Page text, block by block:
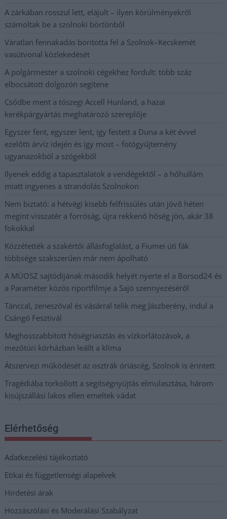
A zárkában rosszul lett, elájult – ilyen körülményekről
számoltak be a szolnoki börtönből
Váratlan fennakadás borította fel a Szolnok–Kecskemét
vasútvonal közlekedését
A polgármester a szolnoki cégekhez fordult: több száz
elbocsátott dolgozón segítene
Csődbe ment a tószegi Accell Hunland, a hazai
kerékpárgyártás meghatározó szereplője
Egyszer fent, egyszer lent, így festett a Duna a két évvel
ezelőtti árvíz idején és így most – fotógyűjtemény
ugyanazokból a szögekből
Ilyenek eddig a tapasztalatok a vendégektől – a hőhullám
miatt ingyenes a strandolás Szolnokon
Nem biztató: a hétvégi kisebb felfrissülés után jövő héten
megint visszatér a forróság, újra rekkenő hőség jön, akár 38
fokokkal
Közzétették a szakértői állásfoglalást, a Fiumei úti fák
többsége szakszerűen már nem ápolható
A MÚOSZ sajtódíjának második helyét nyerte el a Borsod24 és
a Paraméter közös riportfilmje a Sajó szennyezéséről
Tánccal, zeneszóval és vásárral telik meg Jászberény, indul a
Csángó Fesztivál
Meghosszabbított hőségriasztás és vízkorlátozások, a
mezőtúri kórházban leállt a klíma
Átszervezi működését az osztrák óriáscég, Szolnok is érintett
Tragédiába torkollott a segítségnyújtás elmulasztása, három
kisújszállási lakos ellen emeltek vádat
Elérhetőség
Adatkezelési tájékoztató
Etikai és függetlenségi alapelvek
Hirdetési árak
Hozzászólási és Moderálási Szabályzat